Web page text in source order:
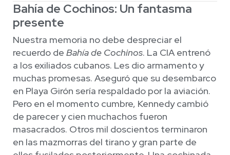
Bahía de Cochinos: Un fantasma
presente
Nuestra memoria no debe despreciar el
recuerdo de Bahía de Cochinos. La CIA entrenó
a los exiliados cubanos. Les dio armamento y
muchas promesas. Aseguró que su desembarco
en Playa Girón sería respaldado por la aviación.
Pero en el momento cumbre, Kennedy cambió
de parecer y cien muchachos fueron
masacrados. Otros mil doscientos terminaron
en las mazmorras del tirano y gran parte de